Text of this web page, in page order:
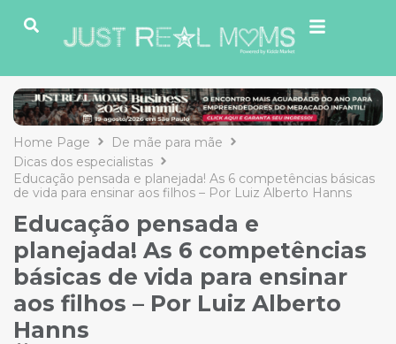
Home Page
De mãe para mãe
Dicas dos especialistas
Educação pensada e planejada! As 6 competências básicas
de vida para ensinar aos filhos – Por Luiz Alberto Hanns
Educação pensada e
planejada! As 6 competências
básicas de vida para ensinar
aos filhos – Por Luiz Alberto
Hanns